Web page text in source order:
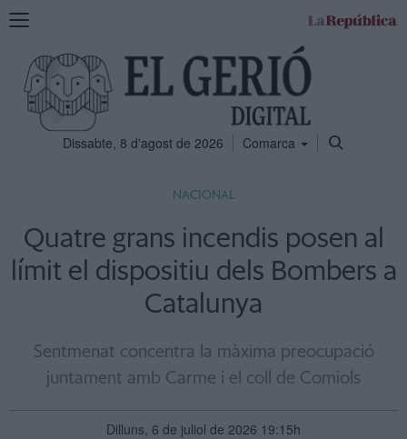
Mostra
navegació
Dissabte, 8 d'agost de 2026 Comarca
NACIONAL
Quatre grans incendis posen al
límit el dispositiu dels Bombers a
Catalunya
Sentmenat concentra la màxima preocupació
juntament amb Carme i el coll de Comiols
Dilluns, 6 de juliol de 2026 19:15h